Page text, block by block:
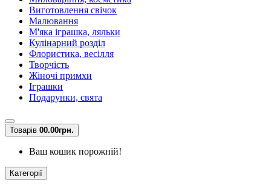
Виготовлення свічок
Малювання
М'яка іграшка, ляльки
Кулінарний розділ
Флористика, весілля
Творчість
Жіночі примхи
Іграшки
Подарунки, свята
Товарів 00.00грн.
Ваш кошик порожній!
Категорії